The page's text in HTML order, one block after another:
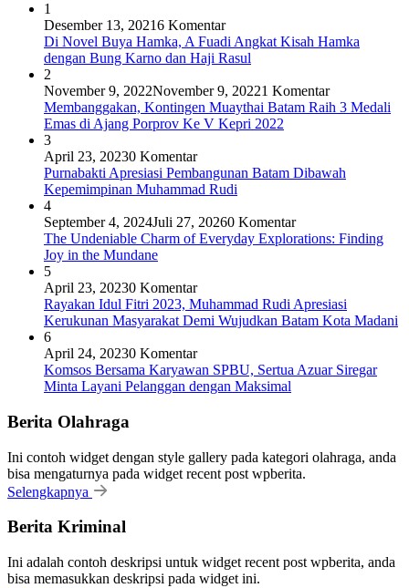
1
Desember 13, 20216 Komentar
Di Novel Buya Hamka, A Fuadi Angkat Kisah Hamka
dengan Bung Karno dan Haji Rasul
2
November 9, 2022November 9, 20221 Komentar
Membanggakan, Kontingen Muaythai Batam Raih 3 Medali
Emas di Ajang Porprov Ke V Kepri 2022
3
April 23, 20230 Komentar
Purnabakti Apresiasi Pembangunan Batam Dibawah
Kepemimpinan Muhammad Rudi
4
September 4, 2024Juli 27, 20260 Komentar
The Undeniable Charm of Everyday Explorations: Finding
Joy in the Mundane
5
April 23, 20230 Komentar
Rayakan Idul Fitri 2023, Muhammad Rudi Apresiasi
Kerukunan Masyarakat Demi Wujudkan Batam Kota Madani
6
April 24, 20230 Komentar
Komsos Bersama Karyawan SPBU, Sertua Azuar Siregar
Minta Layani Pelanggan dengan Maksimal
Berita Olahraga
Ini contoh widget dengan style gallery pada kategori olahraga, anda
bisa mengaturnya pada widget recent post wpberita.
Selengkapnya
Berita Kriminal
Ini adalah contoh deskripsi untuk widget recent post wpberita, anda
bisa memasukkan deskripsi pada widget ini.